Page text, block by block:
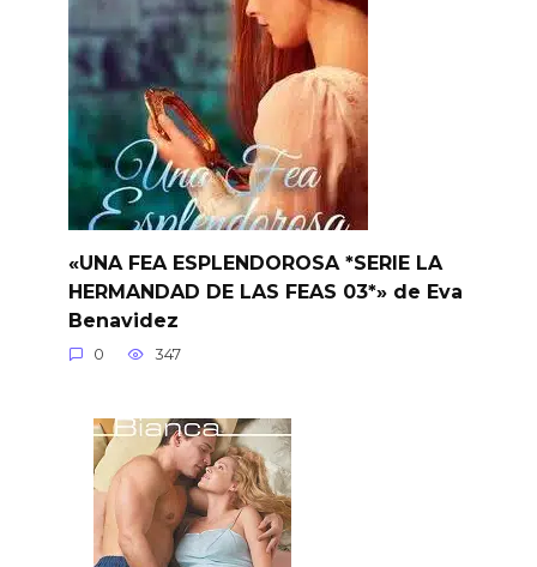
«UNA FEA ESPLENDOROSA *SERIE LA
HERMANDAD DE LAS FEAS 03*» de Eva
Benavidez
0 347